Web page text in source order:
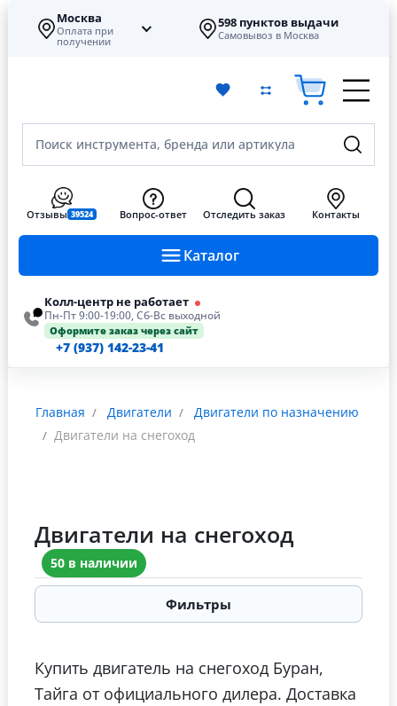
Москва
Оплата при
получении
598 пунктов выдачи
Самовывоз в Москва
Поиск инструмента, бренда или артикула
Каталог
Отзывы 39524 Вопрос-ответ Отследить заказ Контакты
Колл-центр не работает
Пн-Пт 9:00-19:00, Сб-Вс выходной
Оформите заказ через сайт
+7 (937) 142-23-41
Главная Двигатели
Двигатели по назначению
Двигатели на снегоход
Двигатели на снегоход
50 в наличии
Фильтры
Купить двигатель на снегоход Буран,
Тайга от официального дилера. Доставка